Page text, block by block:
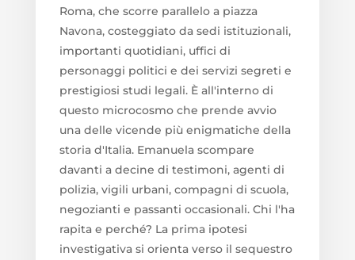
Roma, che scorre parallelo a piazza
Navona, costeggiato da sedi istituzionali,
importanti quotidiani, uffici di
personaggi politici e dei servizi segreti e
prestigiosi studi legali. È all'interno di
questo microcosmo che prende avvio
una delle vicende più enigmatiche della
storia d'Italia. Emanuela scompare
davanti a decine di testimoni, agenti di
polizia, vigili urbani, compagni di scuola,
negozianti e passanti occasionali. Chi l'ha
rapita e perché? La prima ipotesi
investigativa si orienta verso il sequestro